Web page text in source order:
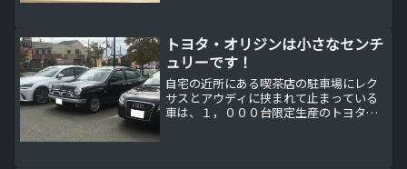
トヨタ・オリジンは小さなセンチ
ュリーです！
自宅の近所にある喫茶店の駐車場にレク
サスとアウディに挟まれて止まっている
車は、１，０００台限定生産のトヨタ